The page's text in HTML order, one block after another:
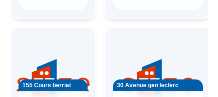
155 Cours berriat 30 Avenue gen leclerc